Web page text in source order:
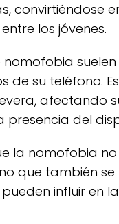
convirtiéndose
los jóvenes.
de su teléfono.
afectando
del
la nomofobia
que también
influir en